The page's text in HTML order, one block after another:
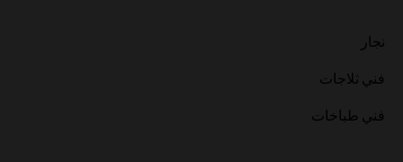
نجار
فني ثلاجات
فني طباخات